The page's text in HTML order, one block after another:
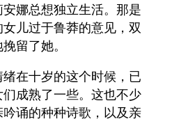
娜总想独立生活。那是
儿过于鲁莽的意见，双
留了她。
在十岁的这个时候，已
成熟了一些。这也不少
诵的种种诗歌，以及亲